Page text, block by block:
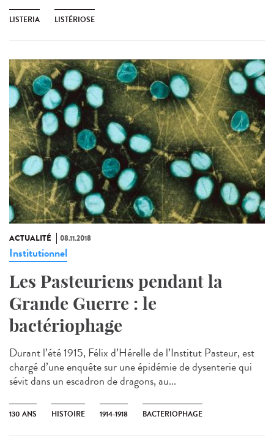
LISTERIA LISTÉRIOSE
ACTUALITÉ 08.11.2018
Institutionnel
Les Pasteuriens pendant la
Grande Guerre : le
bactériophage
Durant l’été 1915, Félix d’Hérelle de l’Institut Pasteur, est
chargé d’une enquête sur une épidémie de dysenterie qui
sévit dans un escadron de dragons, au...
130 ANS HISTOIRE 1914-1918 BACTERIOPHAGE